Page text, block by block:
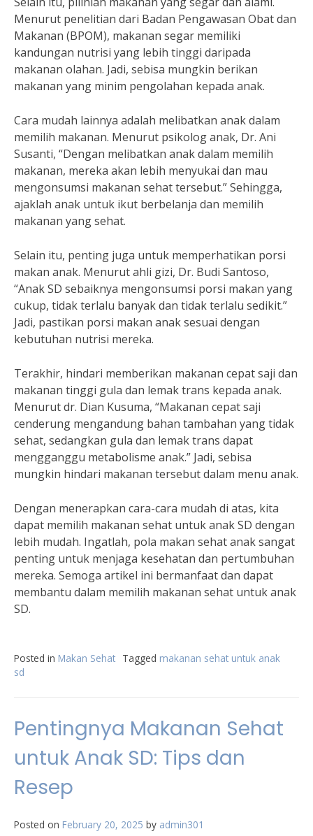
Menurut penelitian dari Badan Pengawasan Obat dan
Makanan (BPOM), makanan segar memiliki
kandungan nutrisi yang lebih tinggi daripada
makanan olahan. Jadi, sebisa mungkin berikan
makanan yang minim pengolahan kepada anak.
Cara mudah lainnya adalah melibatkan anak dalam
memilih makanan. Menurut psikolog anak, Dr. Ani
Susanti, “Dengan melibatkan anak dalam memilih
makanan, mereka akan lebih menyukai dan mau
mengonsumsi makanan sehat tersebut.” Sehingga,
ajaklah anak untuk ikut berbelanja dan memilih
makanan yang sehat.
Selain itu, penting juga untuk memperhatikan porsi
makan anak. Menurut ahli gizi, Dr. Budi Santoso,
“Anak SD sebaiknya mengonsumsi porsi makan yang
cukup, tidak terlalu banyak dan tidak terlalu sedikit.”
Jadi, pastikan porsi makan anak sesuai dengan
kebutuhan nutrisi mereka.
Terakhir, hindari memberikan makanan cepat saji dan
makanan tinggi gula dan lemak trans kepada anak.
Menurut dr. Dian Kusuma, “Makanan cepat saji
cenderung mengandung bahan tambahan yang tidak
sehat, sedangkan gula dan lemak trans dapat
mengganggu metabolisme anak.” Jadi, sebisa
mungkin hindari makanan tersebut dalam menu anak.
Dengan menerapkan cara-cara mudah di atas, kita
dapat memilih makanan sehat untuk anak SD dengan
lebih mudah. Ingatlah, pola makan sehat anak sangat
penting untuk menjaga kesehatan dan pertumbuhan
mereka. Semoga artikel ini bermanfaat dan dapat
membantu dalam memilih makanan sehat untuk anak
SD.
Posted in Makan Sehat Tagged makanan sehat untuk anak
sd
Pentingnya Makanan Sehat
untuk Anak SD: Tips dan
Resep
Posted on February 20, 2025 by admin301